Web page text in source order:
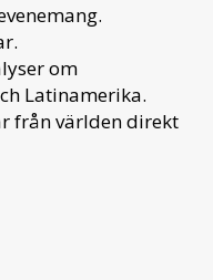
om
Latinamerika.
från världen direkt